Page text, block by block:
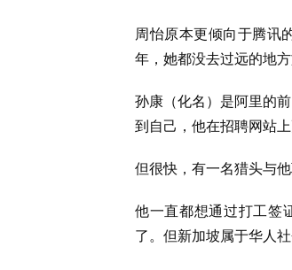
周怡原本更倾向于腾讯
年，她都没去过远的地
孙康（化名）是阿里的
到自己，他在招聘网站
但很快，有一名猎头与
他一直都想通过打工签
了。但新加坡属于华人